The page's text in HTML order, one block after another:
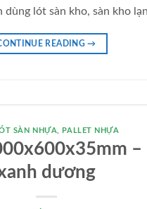
lót sàn kho, sàn kho
READING→
SÀN NHỰA PALLET NHỰA
dương